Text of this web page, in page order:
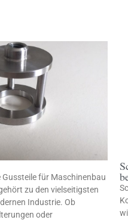
für Maschinenbau
zu den vielseitigsten
Industrie. Ob
oder